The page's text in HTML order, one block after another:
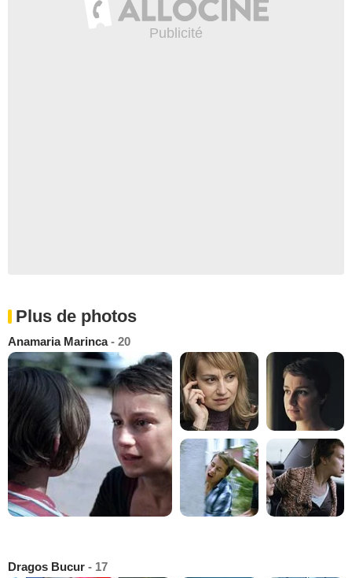
Plus de photos
Anamaria Marinca- 20
Dragos Bucur - 17